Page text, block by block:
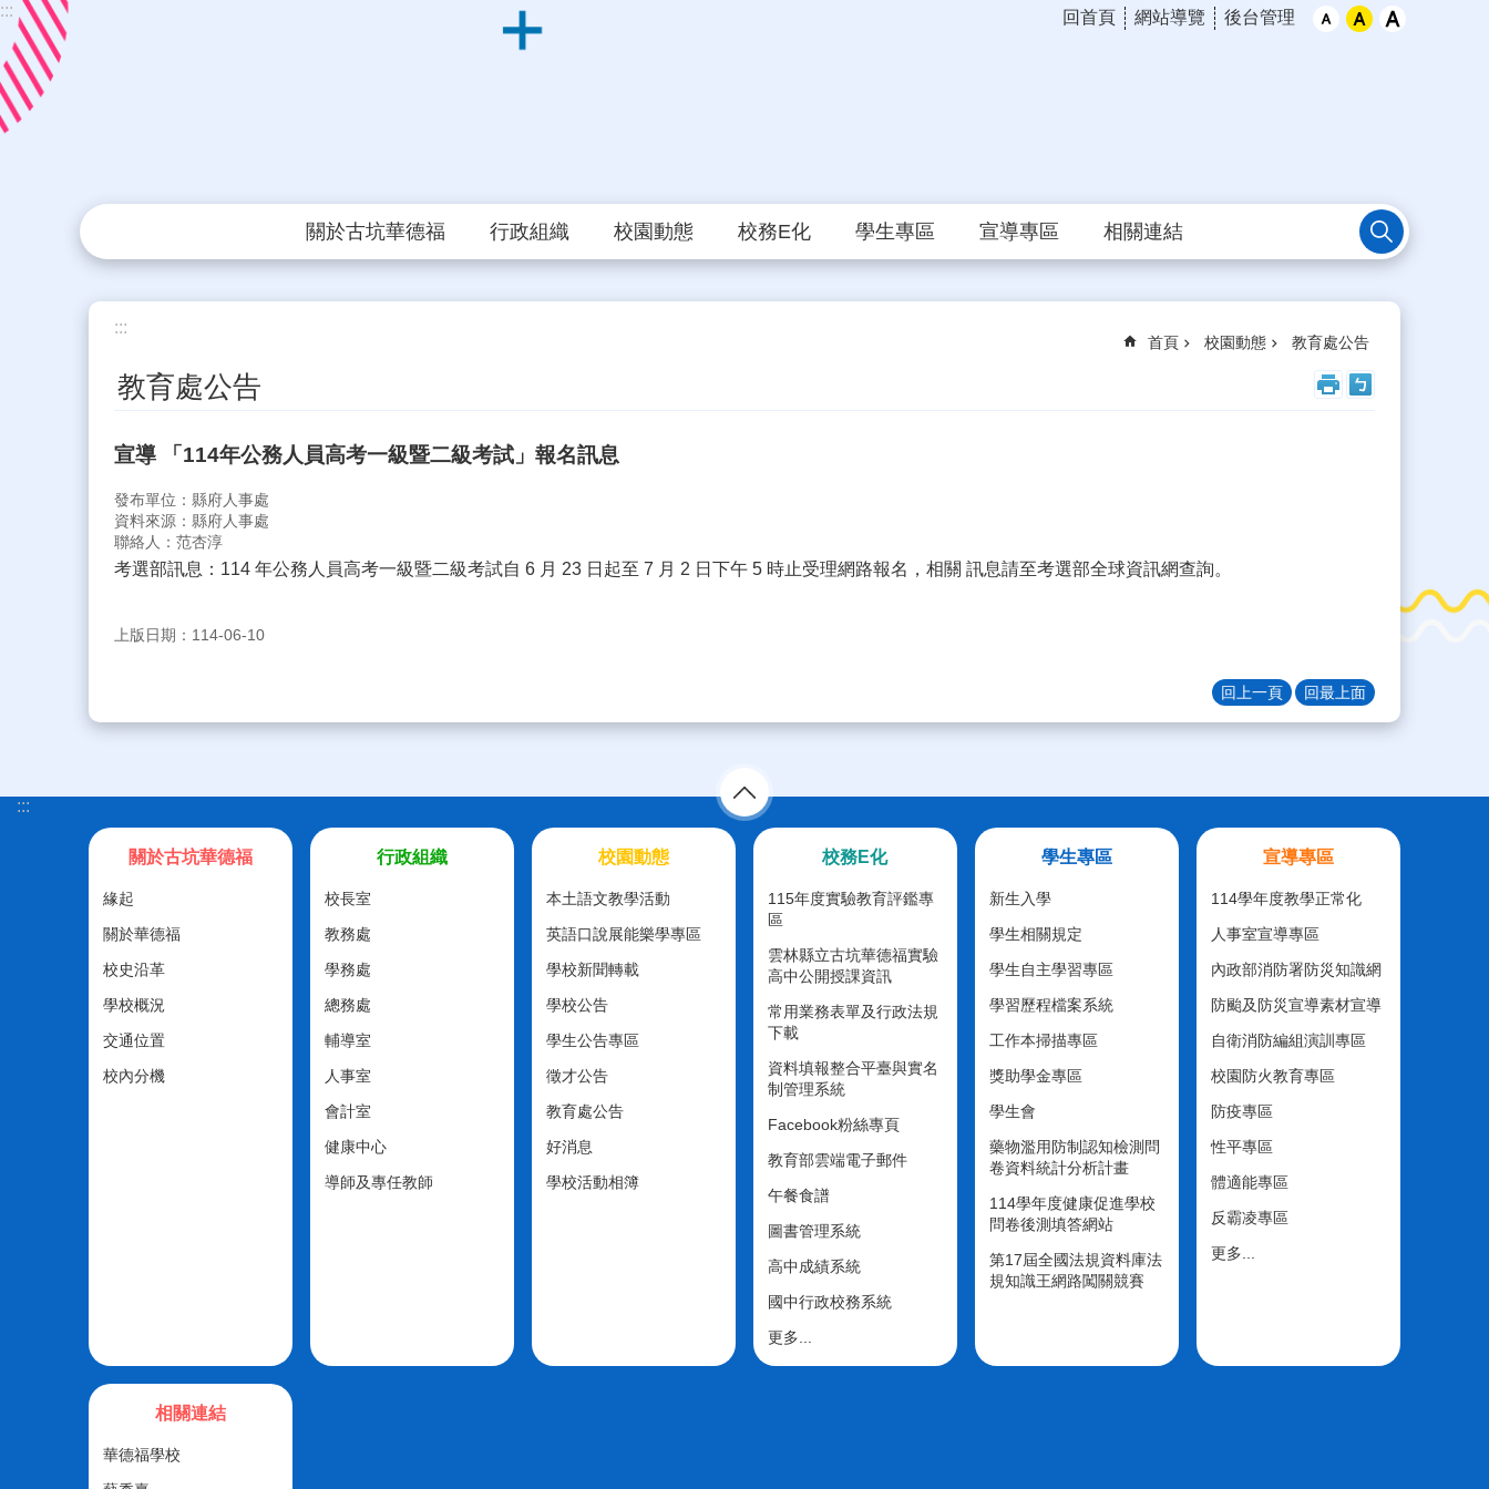
跳到主要內容區塊
::: 回首頁 網站導覽 後台管理
關於古坑華德福 行政組織 校園動態 校務E化 學生專區 宣導專區 相關連結
:::
首頁 校園動態 教育處公告
教育處公告
宣導 「114年公務人員高考一級暨二級考試」報名訊息
發布單位：縣府人事處
資料來源：縣府人事處
聯絡人：范杏淳
考選部訊息：114 年公務人員高考一級暨二級考試自 6 月 23 日起至 7 月 2 日下午 5 時止受理網路報名，相關 訊息請至考選部全球資訊網查詢。
上版日期：114-06-10
回上一頁 回最上面
:::
關於古坑華德福
緣起
關於華德福
校史沿革
學校概況
交通位置
校內分機
行政組織
校長室
教務處
學務處
總務處
輔導室
人事室
會計室
健康中心
導師及專任教師
校園動態
本土語文教學活動
英語口說展能樂學專區
學校新聞轉載
學校公告
學生公告專區
徵才公告
教育處公告
好消息
學校活動相簿
校務E化
115年度實驗教育評鑑專
區
雲林縣立古坑華德福實驗
高中公開授課資訊
常用業務表單及行政法規
下載
資料填報整合平臺與實名
制管理系統
Facebook粉絲專頁
教育部雲端電子郵件
午餐食譜
圖書管理系統
高中成績系統
國中行政校務系統
更多...
學生專區
新生入學
學生相關規定
學生自主學習專區
學習歷程檔案系統
工作本掃描專區
獎助學金專區
學生會
藥物濫用防制認知檢測問
卷資料統計分析計畫
114學年度健康促進學校
問卷後測填答網站
第17屆全國法規資料庫法
規知識王網路闖關競賽
宣導專區
114學年度教學正常化
人事室宣導專區
內政部消防署防災知識網
防颱及防災宣導素材宣導
自衛消防編組演訓專區
校園防火教育專區
防疫專區
性平專區
體適能專區
反霸凌專區
更多...
相關連結
華德福學校